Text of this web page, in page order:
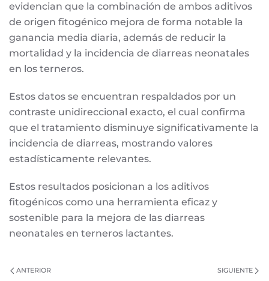
evidencian que la combinación de ambos aditivos
de origen fitogénico mejora de forma notable la
ganancia media diaria, además de reducir la
mortalidad y la incidencia de diarreas neonatales
en los terneros.
Estos datos se encuentran respaldados por un
contraste unidireccional exacto, el cual confirma
que el tratamiento disminuye significativamente la
incidencia de diarreas, mostrando valores
estadísticamente relevantes.
Estos resultados posicionan a los aditivos
fitogénicos como una herramienta eficaz y
sostenible para la mejora de las diarreas
neonatales en terneros lactantes.
ANTERIOR SIGUIENTE